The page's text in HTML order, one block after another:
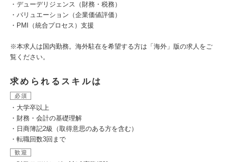
・デューデリジェンス（財務・税務）
・バリュエーション（企業価値評価）
・PMI（統合プロセス）支援
※本求人は国内勤務。海外駐在を希望する方は「海外」版の求人をご
覧ください。
求められるスキルは
必須
・大学卒以上
・財務・会計の基礎理解
・日商簿記2級（取得意思のある方を含む）
・転職回数3回まで
歓迎